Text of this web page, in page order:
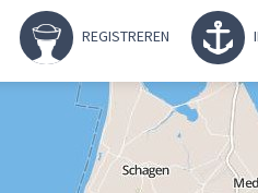
REGISTREREN